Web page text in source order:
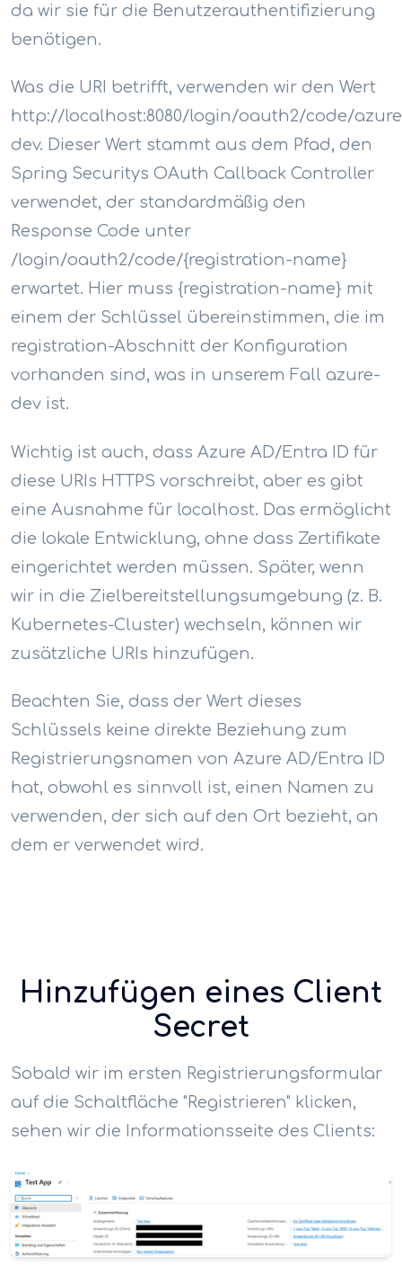
da wir sie für die Benutzerauthentifizierung
benötigen.
Was die URI betrifft, verwenden wir den Wert
http://localhost:8080/login/oauth2/code/
dev. Dieser Wert stammt aus dem Pfad, den
Spring Securitys OAuth Callback Controller
verwendet, der standardmäßig den
Response Code unter
/login/oauth2/code/{registration-name}
erwartet. Hier muss {registration-name} mit
einem der Schlüssel übereinstimmen, die im
registration-Abschnitt der Konfiguration
vorhanden sind, was in unserem Fall azure-
dev ist.
Wichtig ist auch, dass Azure AD/Entra ID für
diese URIs HTTPS vorschreibt, aber es gibt
eine Ausnahme für localhost. Das ermöglicht
die lokale Entwicklung, ohne dass Zertifikate
eingerichtet werden müssen. Später, wenn
wir in die Zielbereitstellungsumgebung (z. B.
Kubernetes-Cluster) wechseln, können wir
zusätzliche URIs hinzufügen.
Beachten Sie, dass der Wert dieses
Schlüssels keine direkte Beziehung zum
Registrierungsnamen von Azure AD/Entra ID
hat, obwohl es sinnvoll ist, einen Namen zu
verwenden, der sich auf den Ort bezieht, an
dem er verwendet wird.
Hinzufügen eines Client
Secret
Sobald wir im ersten Registrierungsformular
auf die Schaltfläche "Registrieren" klicken,
sehen wir die Informationsseite des Clients: